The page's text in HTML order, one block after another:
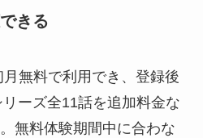
きる
無料で利用でき、登録後
ーズ全11話を追加料金な
無料体験期間中に合わな